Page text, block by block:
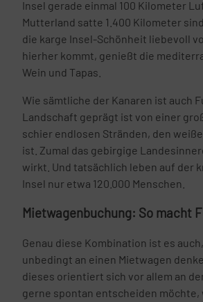
Insel gerade einmal 100 Kilometer
Mutterland satte 1.400 Kilometer
die karge Insel-Schönheit liebevoll
hierher kommt, genießt die
Wein und Tapas.
Wie sämtliche der Kanaren ist auch
Landschaft geprägt ist von einer
schier endlosen Stränden, den
ist. Zumal das gebirgige
wirkt. Und tatsächlich leben auf der
Insel nur etwa 120.000 Menschen.
Mietwagenbuchung: So macht
Genau diese Kombination ist es
unbedingt an einen Mietwagen
dieses orientiert sich vor allem an
gerne spontan entscheiden möchte,